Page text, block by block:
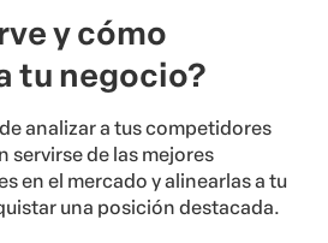
y cómo
tu negocio?
analizar a tus competidores
servirse de las mejores
en el mercado y alinearlas a tu
una posición destacada.